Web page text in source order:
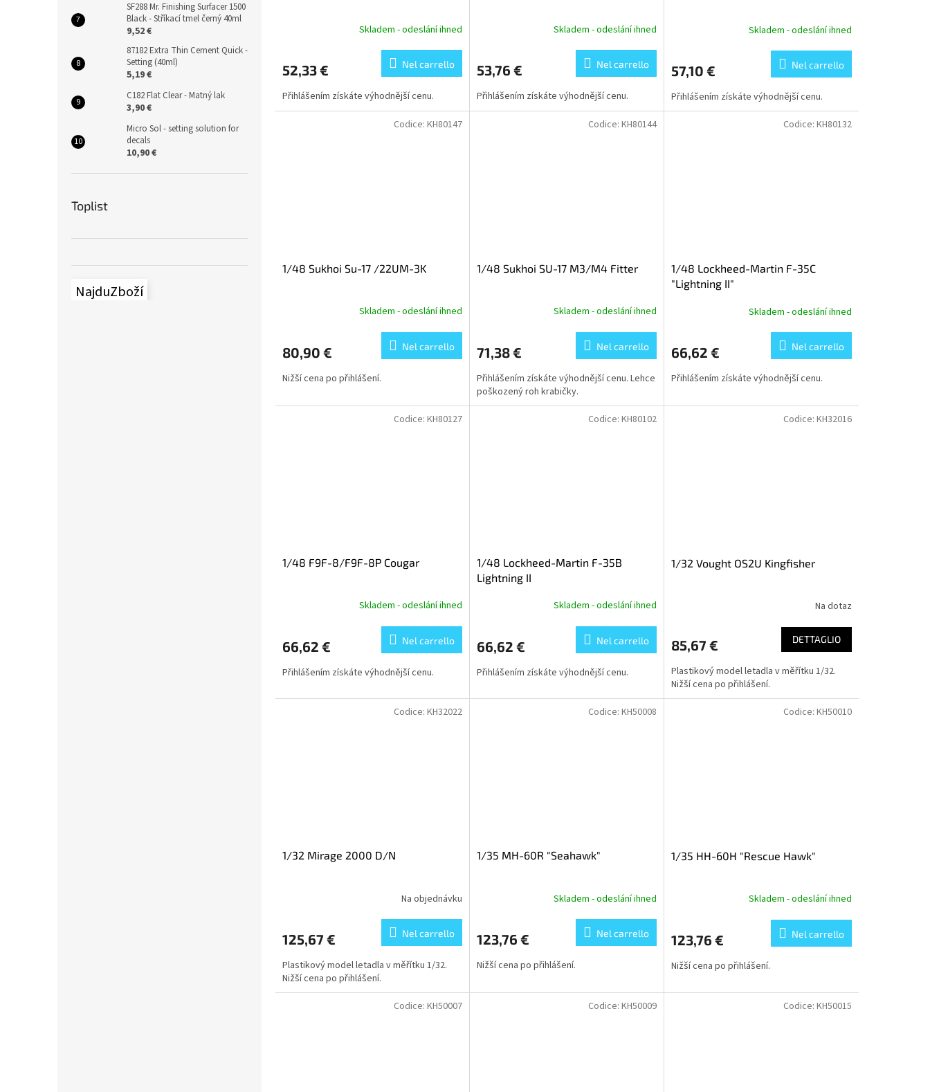
SF288 Mr. Finishing Surfacer 1500
Black - Stříkací tmel černý 40ml
9,52 €
87182 Extra Thin Cement Quick -
Setting (40ml)
5,19 €
C182 Flat Clear - Matný lak
3,90 €
Micro Sol - setting solution for
decals
10,90 €
Toplist
NajduZboží
Skladem - odeslání ihned
52,33 € Nel carrello
Přihlášením získáte výhodnější cenu.
Skladem - odeslání ihned
53,76 € Nel carrello
Přihlášením získáte výhodnější cenu.
Skladem - odeslání ihned
57,10 € Nel carrello
Přihlášením získáte výhodnější cenu.
1/48 Sukhoi Su-17 /22UM-3K
Skladem - odeslání ihned
80,90 € Nel carrello
Nižší cena po přihlášení.
Codice: KH80147
1/48 Sukhoi SU-17 M3/M4 Fitter
Skladem - odeslání ihned
71,38 € Nel carrello
Přihlášením získáte výhodnější cenu. Lehce
poškozený roh krabičky.
Codice: KH80144
1/48 Lockheed-Martin F-35C
"Lightning II"
Skladem - odeslání ihned
66,62 € Nel carrello
Přihlášením získáte výhodnější cenu.
Codice: KH80132
1/48 F9F-8/F9F-8P Cougar
Skladem - odeslání ihned
66,62 € Nel carrello
Přihlášením získáte výhodnější cenu.
Codice: KH80127
1/48 Lockheed-Martin F-35B
Lightning II
Skladem - odeslání ihned
66,62 € Nel carrello
Přihlášením získáte výhodnější cenu.
Codice: KH80102
1/32 Vought OS2U Kingfisher
Na dotaz
85,67 € DETTAGLIO
Plastikový model letadla v měřítku 1/32.
Nižší cena po přihlášení.
Codice: KH32016
1/32 Mirage 2000 D/N
Na objednávku
125,67 € Nel carrello
Plastikový model letadla v měřítku 1/32.
Nižší cena po přihlášení.
Codice: KH32022
1/35 MH-60R "Seahawk"
Skladem - odeslání ihned
123,76 € Nel carrello
Nižší cena po přihlášení.
Codice: KH50008
1/35 HH-60H "Rescue Hawk"
Skladem - odeslání ihned
123,76 € Nel carrello
Nižší cena po přihlášení.
Codice: KH50010
Codice: KH50007 Codice: KH50009 Codice: KH50015